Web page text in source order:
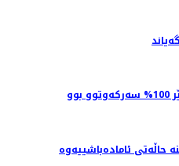
ئامادەباشییەوە